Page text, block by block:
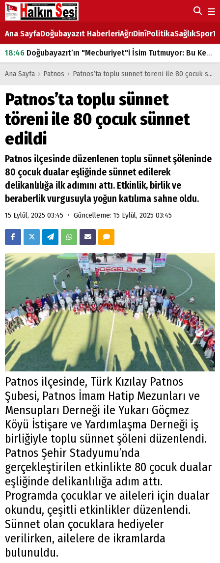
Ana SayfaDoğubayazıt HaberleriAğrıDinîPolitikaSağlıkSpor
18:46 Doğubayazıt’ın "Mecburiyet"i İsim Tutmuyor: Bu Kez de Mem u Zîn Oldu!
07:53Doğubayazıt’ta Ekmek Fiyatlarına Zam
Doğubayazıt'ta çocukların sırtındaki ağır yük
07:00 DEVLET ve HÜKÜMET
18:29ÇARŞI CADDESİ YAZ BOZ TAHTASI
Ana Sayfa › Patnos › Patnos’ta toplu sünnet töreni ile 80 çocuk sünnet edildi
Patnos’ta toplu sünnet
töreni ile 80 çocuk sünnet
edildi
Patnos ilçesinde düzenlenen toplu sünnet şöleninde
80 çocuk dualar eşliğinde sünnet edilerek
delikanlılığa ilk adımını attı. Etkinlik, birlik ve
beraberlik vurgusuyla yoğun katılıma sahne oldu.
15 Eylül, 2025 03:45 • Güncelleme: 15 Eylül, 2025 03:45
Patnos ilçesinde, Türk Kızılay Patnos
Şubesi, Patnos İmam Hatip Mezunları ve
Mensupları Derneği ile Yukarı Göçmez
Köyü İstişare ve Yardımlaşma Derneği iş
birliğiyle toplu sünnet şöleni düzenlendi.
Patnos Şehir Stadyumu’nda
gerçekleştirilen etkinlikte 80 çocuk dualar
eşliğinde delikanlılığa adım attı.
Programda çocuklar ve aileleri için dualar
okundu, çeşitli etkinlikler düzenlendi.
Sünnet olan çocuklara hediyeler
verilirken, ailelere de ikramlarda
bulunuldu.